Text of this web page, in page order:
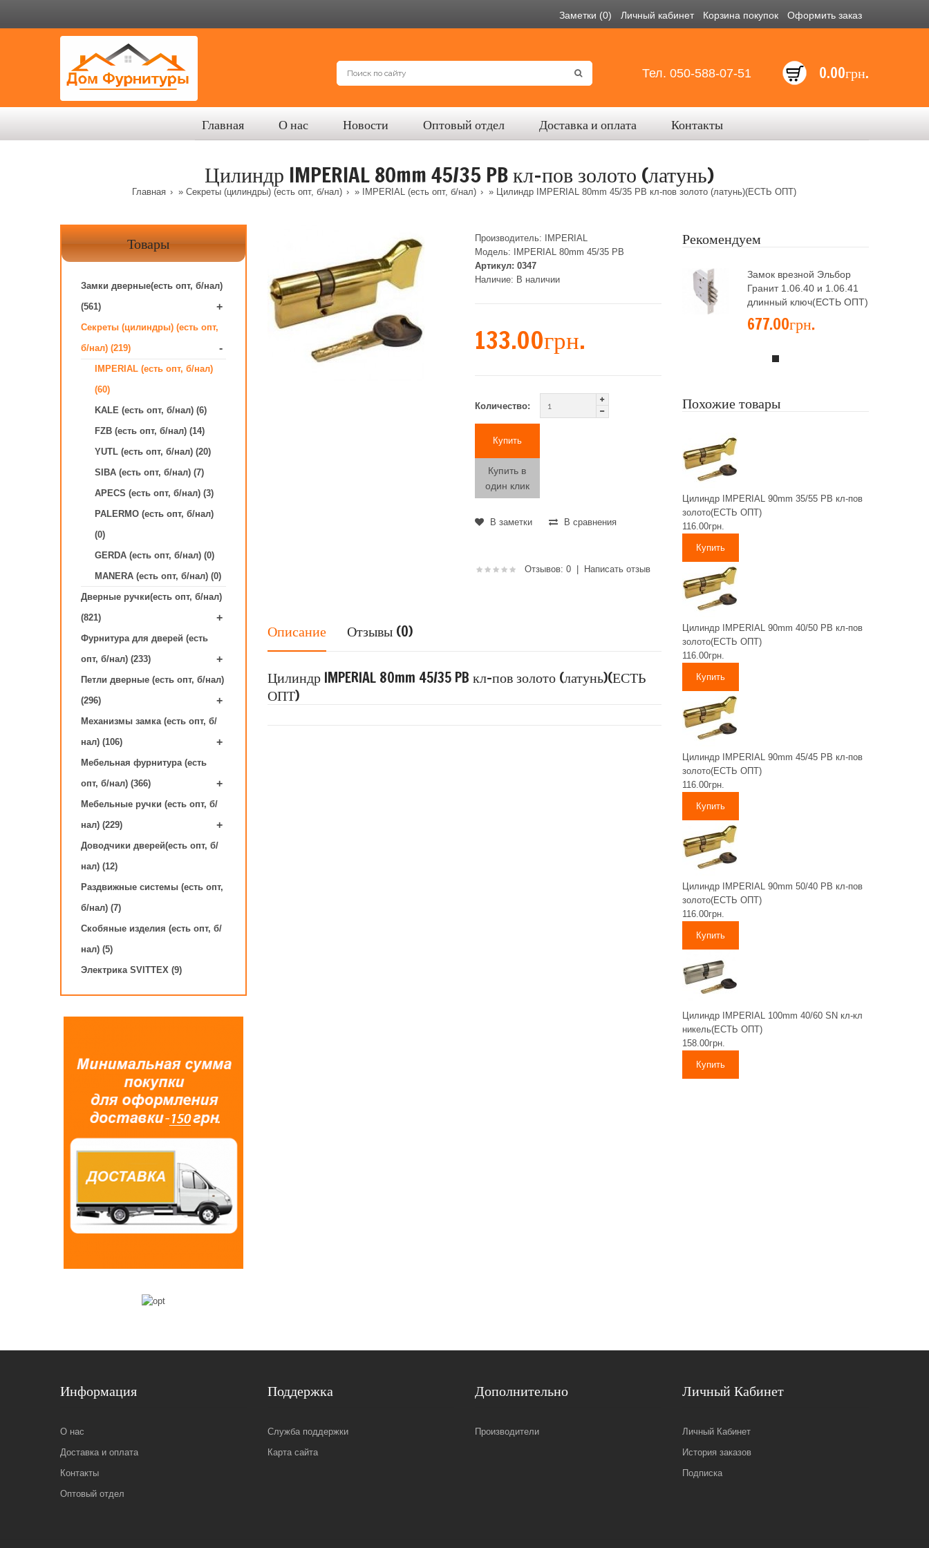
Заметки (0) Личный кабинет Корзина покупок Оформить заказ
Тел. 050-588-07-51 0.00грн.
Главная О нас Новости Оптовый отдел Доставка и оплата Контакты
Цилиндр IMPERIAL 80mm 45/35 PB кл-пов золото (латунь)
Главная » Секреты (цилиндры) (есть опт, б/нал) » IMPERIAL (есть опт, б/нал) » Цилиндр IMPERIAL 80mm 45/35 PB кл-пов золото (латунь)(ЕСТЬ ОПТ)
Товары
Замки дверные(есть опт, б/нал)
(561)
+
Секреты (цилиндры) (есть опт,
б/нал) (219)
-
IMPERIAL (есть опт, б/нал)
(60)
KALE (есть опт, б/нал) (6)
FZB (есть опт, б/нал) (14)
YUTL (есть опт, б/нал) (20)
SIBA (есть опт, б/нал) (7)
APECS (есть опт, б/нал) (3)
PALERMO (есть опт, б/нал)
(0)
GERDA (есть опт, б/нал) (0)
MANERA (есть опт, б/нал) (0)
Дверные ручки(есть опт, б/нал)
(821)
+
Фурнитура для дверей (есть
опт, б/нал) (233)
+
Петли дверные (есть опт, б/нал)
(296)
+
Механизмы замка (есть опт, б/
нал) (106)
+
Мебельная фурнитура (есть
опт, б/нал) (366)
+
Мебельные ручки (есть опт, б/
нал) (229)
+
Доводчики дверей(есть опт, б/
нал) (12)
Раздвижные системы (есть опт,
б/нал) (7)
Скобяные изделия (есть опт, б/
нал) (5)
Электрика SVITTEX (9)
Производитель:
IMPERIAL
Модель: IMPERIAL 80mm 45/35 PB
Артикул: 0347
Наличие: В наличии
133.00грн.
Количество:
Купить в
один клик
В заметки В сравнения
Отзывов: 0| Написать отзыв
Описание Отзывы (0)
Цилиндр IMPERIAL 80mm 45/35 PB кл-пов золото (латунь)(ЕСТЬ
ОПТ)
Рекомендуем
Замок врезной Эльбор
Гранит 1.06.40 и 1.06.41
длинный ключ(ЕСТЬ ОПТ)
677.00грн.
Похожие товары
Цилиндр IMPERIAL 90mm 35/55 PB кл-пов
золото(ЕСТЬ ОПТ)
116.00грн.
Цилиндр IMPERIAL 90mm 40/50 PB кл-пов
золото(ЕСТЬ ОПТ)
116.00грн.
Цилиндр IMPERIAL 90mm 45/45 PB кл-пов
золото(ЕСТЬ ОПТ)
116.00грн.
Цилиндр IMPERIAL 90mm 50/40 PB кл-пов
золото(ЕСТЬ ОПТ)
116.00грн.
Цилиндр IMPERIAL 100mm 40/60 SN кл-кл
никель(ЕСТЬ ОПТ)
158.00грн.
Информация
О нас
Доставка и оплата
Контакты
Оптовый отдел
Поддержка
Служба поддержки
Карта сайта
Дополнительно
Производители
Личный Кабинет
Личный Кабинет
История заказов
Подписка